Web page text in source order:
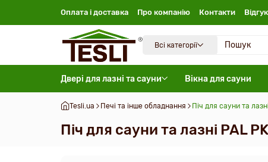
Оплата і доставка Про компанію Контакти
Всі категорії
Двері для лазні та сауни Вікна для сауни
Tesli.ua Печі та інше обладнання Піч для сауни та
Піч для сауни та лазні PAL